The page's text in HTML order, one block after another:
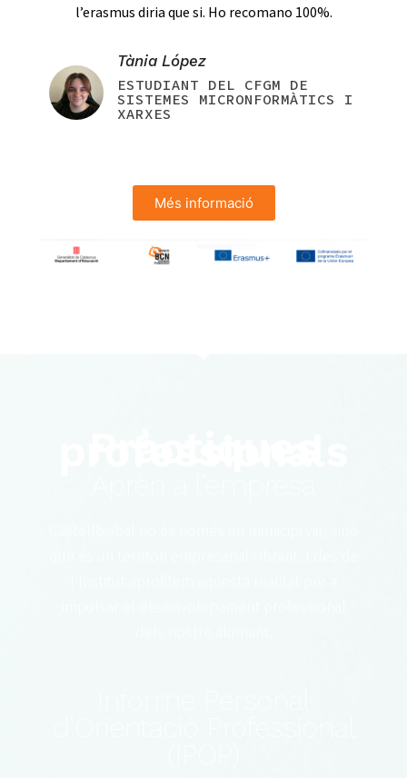
l’erasmus diria que si. Ho recomano 100%.
Tània López
ESTUDIANT DEL CFGM DE
SISTEMES MICRONFORMÀTICS I
XARXES
Més informació